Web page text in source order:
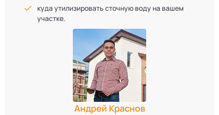
куда утилизировать сточную воду на вашем
участке.
Андрей Краснов